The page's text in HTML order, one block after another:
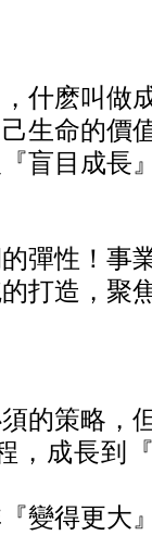
什麽叫做
生命的價
盲目成長
彈性！事
打造，聚
的策略，
，成長到
變得更大